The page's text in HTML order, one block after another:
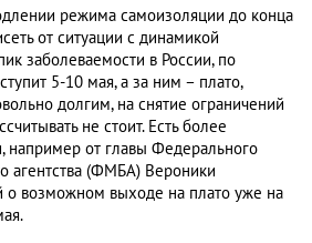
режима самоизоляции до конца
от ситуации с динамикой
заболеваемости в России, по
5-10 мая, а за ним – плато,
долгим, на снятие ограничений
не стоит. Есть более
например от главы Федерального
агентства (ФМБА) Вероники
о возможном выходе на плато уже на